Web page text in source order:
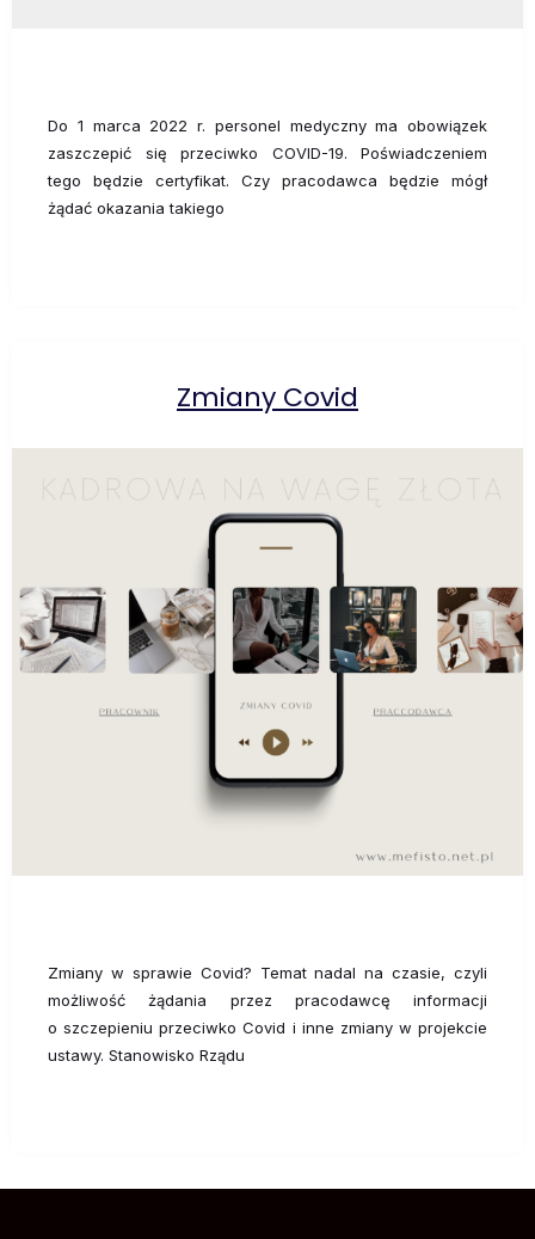
Do 1 marca 2022 r. personel medyczny ma obowiązek
zaszczepić się przeciwko COVID-19. Poświadczeniem
tego będzie certyfikat. Czy pracodawca będzie mógł
żądać okazania takiego
Zmiany Covid
Zmiany w sprawie Covid? Temat nadal na czasie, czyli
możliwość żądania przez pracodawcę informacji
o szczepieniu przeciwko Covid i inne zmiany w projekcie
ustawy. Stanowisko Rządu